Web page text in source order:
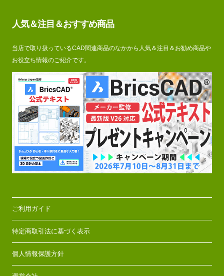
人気＆注目＆おすすめ商品
当店で取り扱っているCAD関連商品のなかから人気＆注目＆お勧め商品や
お役立ち情報のご紹介です。
ご利用ガイド
特定商取引法に基づく表示
個人情報保護方針